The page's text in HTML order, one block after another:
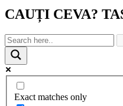
CAUȚI CEVA?
Exact matches only